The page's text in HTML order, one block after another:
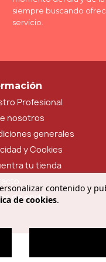
contenido y
de cookies.
siempre buscando
servicio.
Profesional
nosotros
generales
y Cookies
tu tienda
de envío